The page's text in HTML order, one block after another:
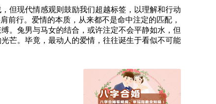
但现代情感观则鼓励我们超越标签，以理解和行动
前行。爱情的本质，从来都不是命中注定的匹配，
。兔男与马女的结合，或许注定不会平静如水，但
芒。毕竟，最动人的爱情，往往诞生于看似不可能